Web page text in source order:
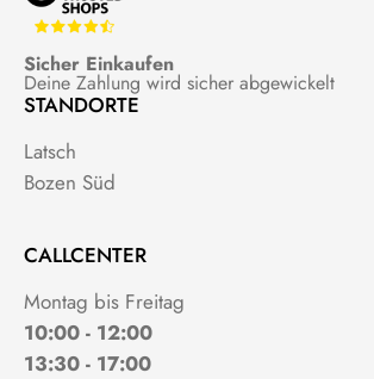
Sicher Einkaufen
Deine Zahlung wird sicher abgewickelt
STANDORTE
Latsch
Bozen Süd
CALLCENTER
Montag bis Freitag
10:00 - 12:00
13:30 - 17:00